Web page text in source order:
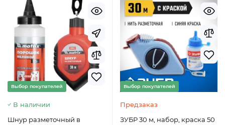
Выбор покупателей
В наличии
Шнур разметочный в
Выбор покупателей
Предзаказ
ЗУБР 30 м, набор, краска 50